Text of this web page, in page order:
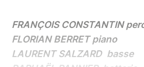
FRANÇOIS CONSTANTIN
FLORIAN BERRET piano
LAURENT SALZARD basse